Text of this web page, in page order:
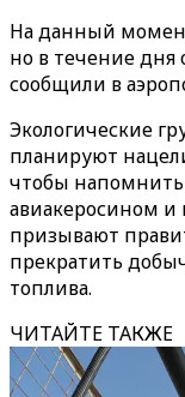
На данный
но в течение
сообщили в
Экологические
планируют
чтобы
авиакеросином
призывают
прекратить
топлива.
ЧИТАЙТЕ ТАКЖЕ